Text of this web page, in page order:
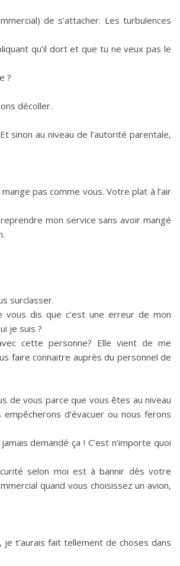
de s’attacher. Les turbulences
qu’il dort et que tu ne veux pas le
?
décoller.
Et sinon au niveau de l’autorité parentale,
pas comme vous. Votre plat à l’air
mon service sans avoir mangé
surclasser.
vous dis que c’est une erreur de mon
je suis ?
cette personne? Elle vient de me
faire connaitre auprès du personnel de
de vous parce que vous êtes au niveau
d’évacuer ou nous ferons
demandé ça ! C’est n’importe quoi
selon moi est à bannir dès votre
quand vous choisissez un avion,
je t’aurais fait tellement de choses dans